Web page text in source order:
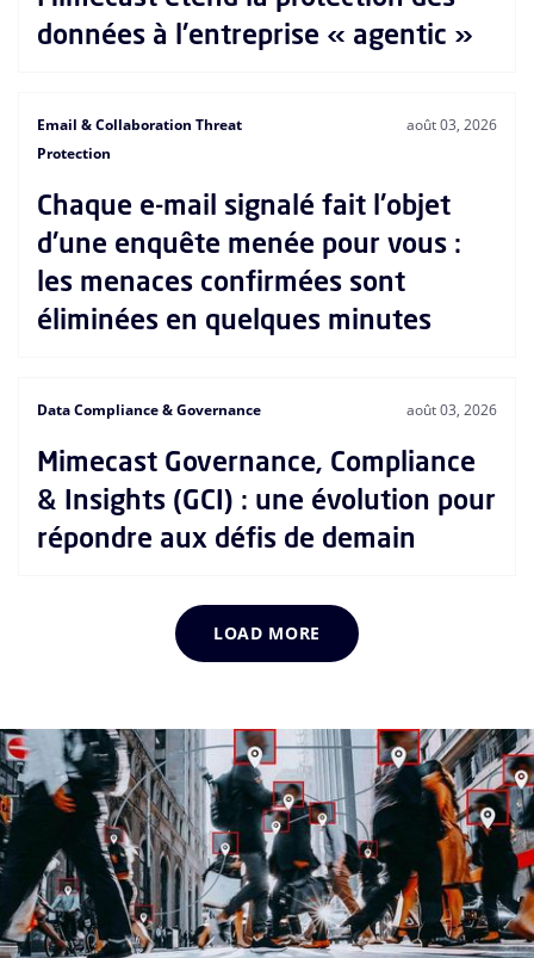
données à l'entreprise « agentic »
Email & Collaboration Threat
Protection
août 03, 2026
Chaque e-mail signalé fait l'objet
d'une enquête menée pour vous :
les menaces confirmées sont
éliminées en quelques minutes
Data Compliance & Governance août 03, 2026
Mimecast Governance, Compliance
& Insights (GCI) : une évolution pour
répondre aux défis de demain
LOAD MORE